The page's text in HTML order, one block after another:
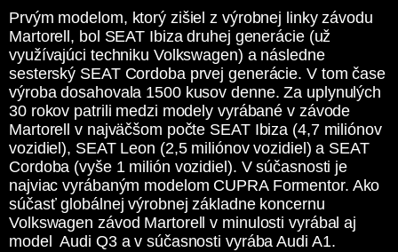
Prvým modelom, ktorý zišiel z výrobnej linky závodu
Martorell, bol SEAT Ibiza druhej generácie (už
využívajúci techniku Volkswagen) a následne
sesterský SEAT Cordoba prvej generácie. V tom čase
výroba dosahovala 1500 kusov denne. Za uplynulých
30 rokov patrili medzi modely vyrábané v závode
Martorell v najväčšom počte SEAT Ibiza (4,7 miliónov
vozidiel), SEAT Leon (2,5 miliónov vozidiel) a SEAT
Cordoba (vyše 1 milión vozidiel). V súčasnosti je
najviac vyrábaným modelom CUPRA Formentor. Ako
súčasť globálnej výrobnej základne koncernu
Volkswagen závod Martorell v minulosti vyrábal aj
model Audi Q3 a v súčasnosti vyrába Audi A1.